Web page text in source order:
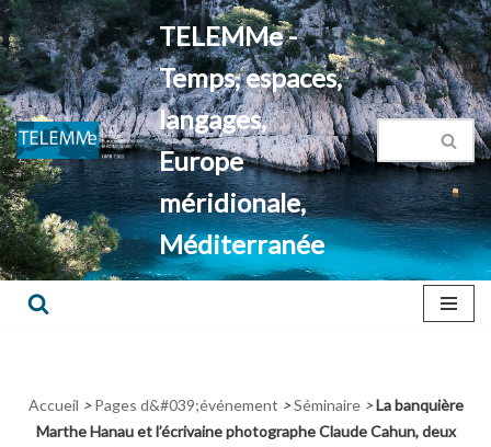
Aller
au
contenu
TELEMMe -
Temps, espaces,
langages,
Europe
méridionale,
Méditerranée
Accueil > Pages d&#039;événement > Séminaire > La banquière
Marthe Hanau et l’écrivaine photographe Claude Cahun, deux